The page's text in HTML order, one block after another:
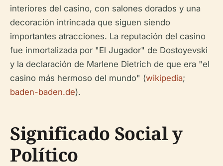
interiores del casino, con salones dorados y una
decoración intrincada que siguen siendo
importantes atracciones. La reputación del casino
fue inmortalizada por "El Jugador" de Dostoyevski
y la declaración de Marlene Dietrich de que era "el
casino más hermoso del mundo" (wikipedia;
baden-baden.de).
Significado Social y
Político